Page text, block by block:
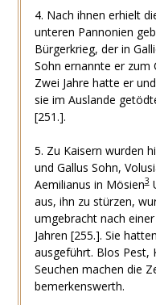
4. Nach ihnen erhielt
unteren Pannonien
Bürgerkrieg, der in
Sohn ernannte er zum
Zwei Jahre hatte er
sie im Auslande
[251.].
5. Zu Kaisern wurden
und Gallus Sohn,
Aemilianus in Mösien3
aus, ihn zu stürzen,
umgebracht nach
Jahren [255.]. Sie
ausgeführt. Blos Pest,
Seuchen machen die
bemerkenswerth.